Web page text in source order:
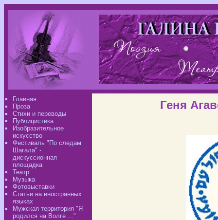
Главная
Проза
Стихи и переводы
Публицистика
Изобразительное
искусство
Фестиваль "По следам
Шагала" -
дискуссионная
площадка
Театр
Музыка
Фотовыставки
Статьи на иностранных
языках
Мужская территория "Я
родился на Волге ..."
Геня